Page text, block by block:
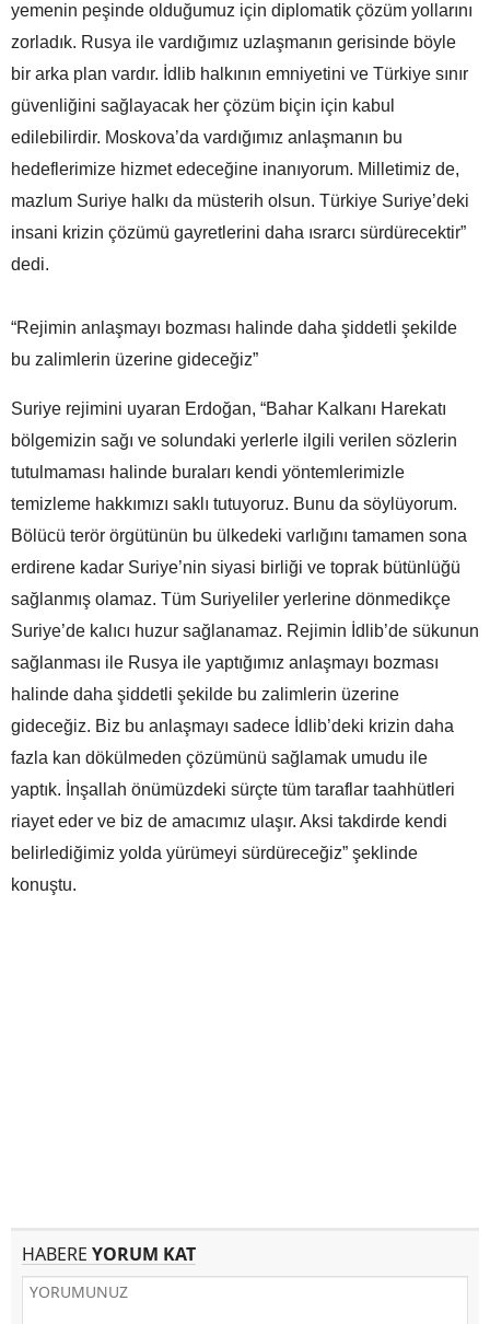
yemenin peşinde olduğumuz için diplomatik çözüm yollarını
zorladık. Rusya ile vardığımız uzlaşmanın gerisinde böyle
bir arka plan vardır. İdlib halkının emniyetini ve Türkiye sınır
güvenliğini sağlayacak her çözüm biçin için kabul
edilebilirdir. Moskova’da vardığımız anlaşmanın bu
hedeflerimize hizmet edeceğine inanıyorum. Milletimiz de,
mazlum Suriye halkı da müsterih olsun. Türkiye Suriye’deki
insani krizin çözümü gayretlerini daha ısrarcı sürdürecektir”
dedi.
“Rejimin anlaşmayı bozması halinde daha şiddetli şekilde
bu zalimlerin üzerine gideceğiz”
Suriye rejimini uyaran Erdoğan, “Bahar Kalkanı Harekatı
bölgemizin sağı ve solundaki yerlerle ilgili verilen sözlerin
tutulmaması halinde buraları kendi yöntemlerimizle
temizleme hakkımızı saklı tutuyoruz. Bunu da söylüyorum.
Bölücü terör örgütünün bu ülkedeki varlığını tamamen sona
erdirene kadar Suriye’nin siyasi birliği ve toprak bütünlüğü
sağlanmış olamaz. Tüm Suriyeliler yerlerine dönmedikçe
Suriye’de kalıcı huzur sağlanamaz. Rejimin İdlib’de sükunun
sağlanması ile Rusya ile yaptığımız anlaşmayı bozması
halinde daha şiddetli şekilde bu zalimlerin üzerine
gideceğiz. Biz bu anlaşmayı sadece İdlib’deki krizin daha
fazla kan dökülmeden çözümünü sağlamak umudu ile
yaptık. İnşallah önümüzdeki sürçte tüm taraflar taahhütleri
riayet eder ve biz de amacımız ulaşır. Aksi takdirde kendi
belirlediğimiz yolda yürümeyi sürdüreceğiz” şeklinde
konuştu.
HABERE YORUM KAT